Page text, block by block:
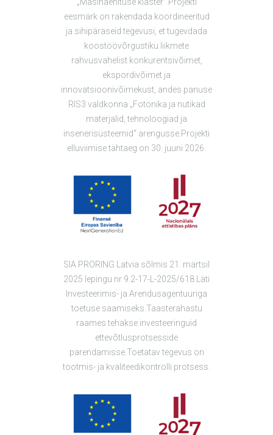
eesmärk on rakendada koordineeritud
ja sihipäraseid tegevusi, et tugevdada
koostöövõrgustiku liikmete
rahvusvahelist konkurentsivõimet,
ekspordivõimet ja
innovatsioonivõimekust, andes panuse
RIS3 valdkonna „Fotonika ja nutikad
materjalid, tehnoloogiad ja
insenerisüsteemid“ arengusse.Projekti
elluviimise tähtaeg on 30. juuni 2026.
SIA PRORING Latvia sõlmis 21. märtsil
2025 lepingu nr 9.2-17-L-2025/618 Läti
Investeerimis- ja Arendusagentuuriga
toetuse saamiseks.Taasterahastu
raames tehakse investeeringuid
ettevõtlusprotsesside
parendamisse.Toetatav tegevus on
tootmis- ja kvaliteedikontrolli protsess.